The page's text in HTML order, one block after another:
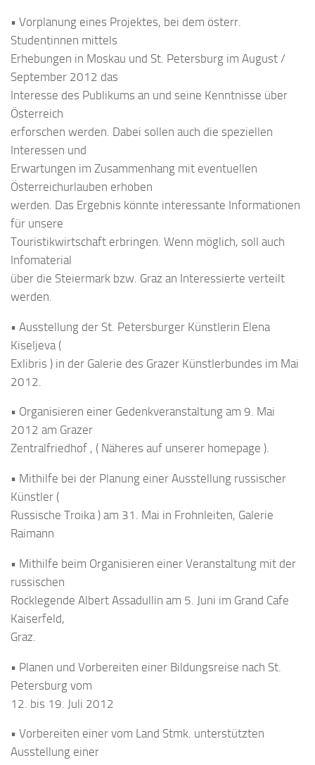
• Vorplanung eines Projektes, bei dem österr.
Studentinnen mittels
Erhebungen in Moskau und St. Petersburg im August /
September 2012 das
Interesse des Publikums an und seine Kenntnisse über
Österreich
erforschen werden. Dabei sollen auch die speziellen
Interessen und
Erwartungen im Zusammenhang mit eventuellen
Österreichurlauben erhoben
werden. Das Ergebnis könnte interessante Informationen
für unsere
Touristikwirtschaft erbringen. Wenn möglich, soll auch
Infomaterial
über die Steiermark bzw. Graz an Interessierte verteilt
werden.
• Ausstellung der St. Petersburger Künstlerin Elena
Kiseljeva (
Exlibris ) in der Galerie des Grazer Künstlerbundes im Mai
2012.
• Organisieren einer Gedenkveranstaltung am 9. Mai
2012 am Grazer
Zentralfriedhof , ( Näheres auf unserer homepage ).
• Mithilfe bei der Planung einer Ausstellung russischer
Künstler (
Russische Troika ) am 31. Mai in Frohnleiten, Galerie
Raimann
• Mithilfe beim Organisieren einer Veranstaltung mit der
russischen
Rocklegende Albert Assadullin am 5. Juni im Grand Cafe
Kaiserfeld,
Graz.
• Planen und Vorbereiten einer Bildungsreise nach St.
Petersburg vom
12. bis 19. Juli 2012
• Vorbereiten einer vom Land Stmk. unterstützten
Ausstellung einer